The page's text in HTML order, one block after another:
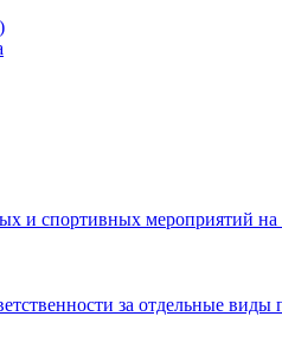
и спортивных мероприятий
за отдельные